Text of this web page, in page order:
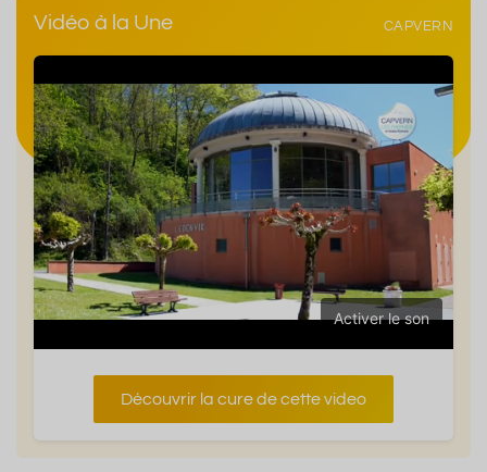
Vidéo à la Une CAPVERN
Activer le son
Découvrir la cure de cette video